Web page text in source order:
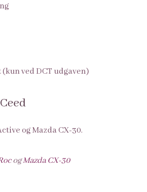
ved DCT udgaven)
og Mazda CX-30.
ogMazda CX-30